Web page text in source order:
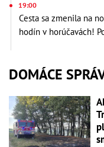
19:00
Cesta sa zmenila na
hodín v horúčavách!
DOMÁCE